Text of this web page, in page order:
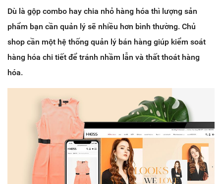
Dù là gộp combo hay chia nhỏ hàng hóa thì lượng sản
phẩm bạn cần quản lý sẽ nhiều hơn bình thường. Chủ
shop cần một hệ thống quản lý bán hàng giúp kiểm soát
hàng hóa chi tiết để tránh nhầm lẫn và thất thoát hàng
hóa.